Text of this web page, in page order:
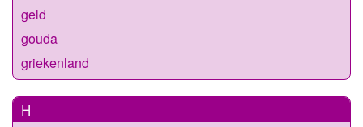
geld
gouda
griekenland
H